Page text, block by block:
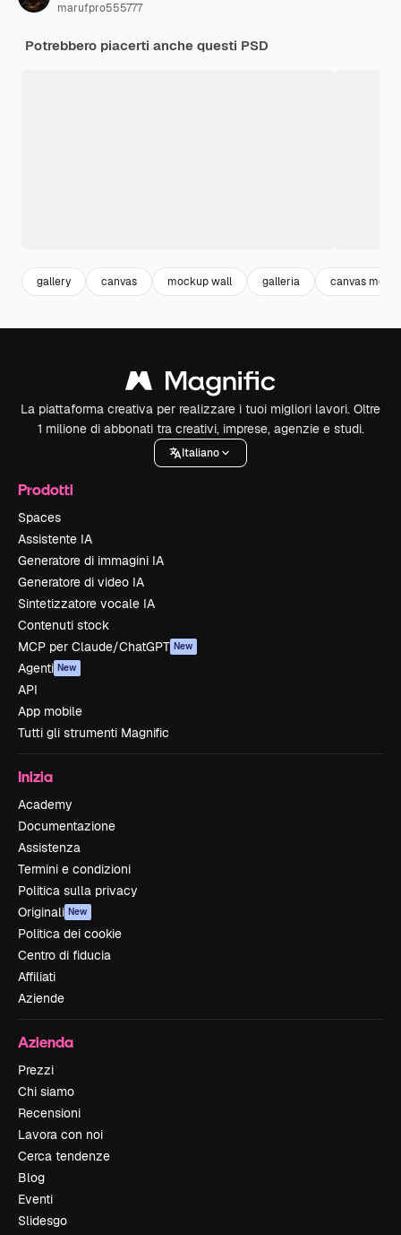
marufpro555777
Potrebbero piacerti anche questi PSD
gallery canvas mockup wall galleria canvas
La piattaforma creativa per realizzare i tuoi migliori lavori. Oltre
1 milione di abbonati tra creativi, imprese, agenzie e studi.
Italiano
Prodotti
Spaces
Assistente IA
Generatore di immagini IA
Generatore di video IA
Sintetizzatore vocale IA
Contenuti stock
MCP per Claude/ChatGPT New
Agenti New
API
App mobile
Tutti gli strumenti Magnific
Inizia
Academy
Documentazione
Assistenza
Termini e condizioni
Politica sulla privacy
Originali New
Politica dei cookie
Centro di fiducia
Affiliati
Aziende
Azienda
Prezzi
Chi siamo
Recensioni
Lavora con noi
Cerca tendenze
Blog
Eventi
Slidesgo